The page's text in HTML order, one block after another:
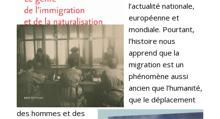
l’actualité nationale,
européenne et
mondiale. Pourtant,
l’histoire nous
apprend que la
migration est un
phénomène aussi
ancien que l’humanité,
que le déplacement
des hommes et des